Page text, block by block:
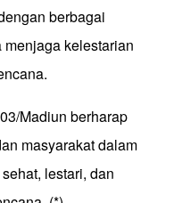
berbagai
kelestarian
Madiun berharap
masyarakat dalam
lestari, dan